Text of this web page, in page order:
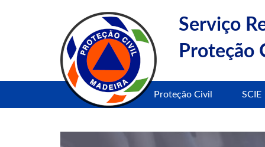
Serviço
Proteção
Proteção Civil SCIE